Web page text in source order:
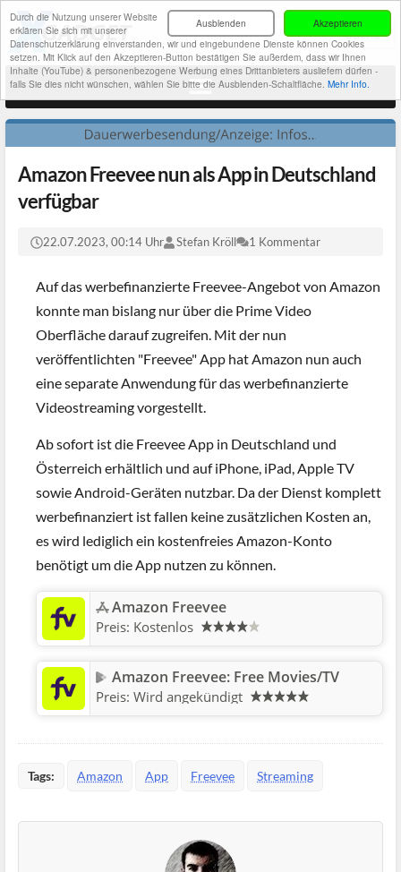
Akzeptieren
Ausblenden
Durch die Nutzung unserer Website
erklären Sie sich mit unserer
Datenschutzerklärung einverstanden, wir und eingebundene Dienste können Cookies
setzen. Mit Klick auf den Akzeptieren-Button bestätigen Sie außerdem, dass wir Ihnen
Inhalte (YouTube) & personenbezogene Werbung eines Drittanbieters ausliefern dürfen -
falls Sie dies nicht wünschen, wählen Sie bitte die Ausblenden-Schaltfläche. Mehr Info.
Amazon Freevee nun als App in Deutschland
verfügbar
22.07.2023, 00:14 Uhr Stefan Kröll 1 Kommentar
Auf das werbefinanzierte Freevee-Angebot von Amazon
konnte man bislang nur über die Prime Video
Oberfläche darauf zugreifen. Mit der nun
veröffentlichten "Freevee" App hat Amazon nun auch
eine separate Anwendung für das werbefinanzierte
Videostreaming vorgestellt.
Ab sofort ist die Freevee App in Deutschland und
Österreich erhältlich und auf iPhone, iPad, Apple TV
sowie Android-Geräten nutzbar. Da der Dienst komplett
werbefinanziert ist fallen keine zusätzlichen Kosten an,
es wird lediglich ein kostenfreies Amazon-Konto
benötigt um die App nutzen zu können.
‎Amazon Freevee
Preis: Kostenlos
Amazon Freevee: Free Movies/TV
Preis: Wird angekündigt
Tags: Amazon App Freevee Streaming